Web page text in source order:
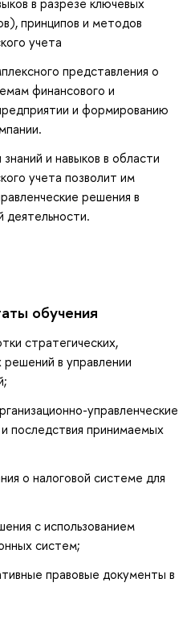
принципов и методов
учета
представления о
финансового и
и формированию
и навыков в области
учета позволит им
решения в
деятельности.
обучения
стратегических,
в управлении
управленческие
последствия принимаемых
о налоговой системе для
с использованием
систем;
правовые документы в